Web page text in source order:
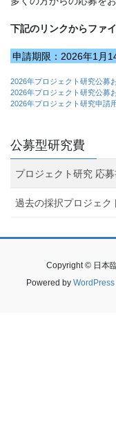
下記のリンクからファ
申請期限：2026年1月
2026年プロジェクト研究公募
2026年プロジェクト研究公募
2026年プロジェクト研究申請
公募型研究費
プロジェクト研究 応
過去の採択プロジェク
Copyright © 日本
Powered by WordPress